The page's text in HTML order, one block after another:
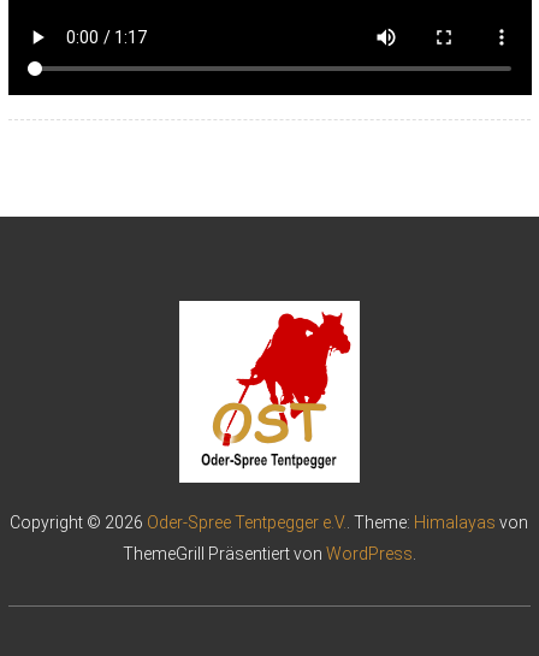
Copyright © 2026 Oder-Spree Tentpegger e.V.. Theme: Himalayas von
ThemeGrill Präsentiert von WordPress.